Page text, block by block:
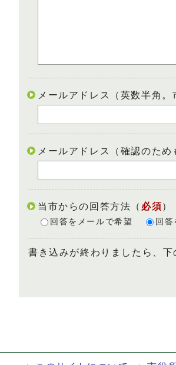
メールアドレス（英数半角
メールアドレス（確認のため
当市からの回答方法 （ 必須）
回答をメールで希望 回
書き込みが終わりましたら、下